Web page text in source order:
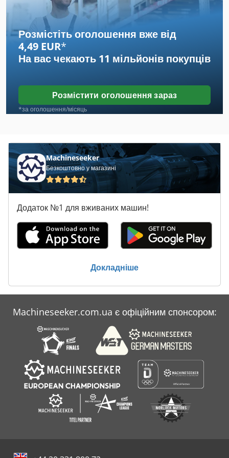
Gdm
Ktl
Rapid Dgl
Schuler
Sls
Tgl 10860
Гідравлічні Клин
Дирокол Листового Металу
Для Дезінфекції
Для Передпосівного Обробітку
Обладнання Для Дайвингу
Портал Дриль
Пристрій Автоматичної Подачі
Тісто Виробництва
Розмістіть оголошення вже від
4,49 EUR*
На вас чекають 11 мільйонів покупців
Розмістити оголошення зараз
*за оголошення/місяць
Machineseeker
Безкоштовно у магазині
Додаток №1 для вживаних машин!
Докладніше
Machineseeker.com.ua є офіційним спонсором: